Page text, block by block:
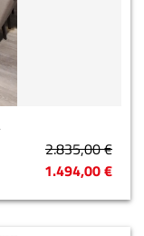
2.835,00 €
1.494,00 €